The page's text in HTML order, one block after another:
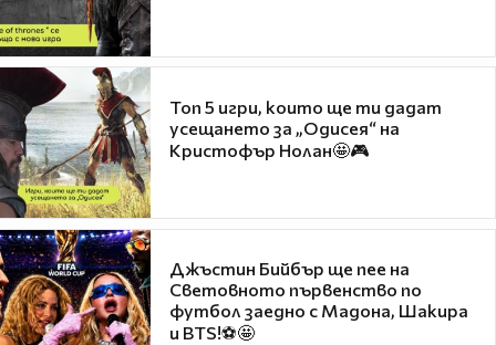
Топ 5 игри, които ще ти дадат
усещането за „Одисея“ на
Кристофър Нолан🤩🎮
Джъстин Бийбър ще пее на
Световното първенство по
футбол заедно с Мадона, Шакира
и BTS!⚽🤩